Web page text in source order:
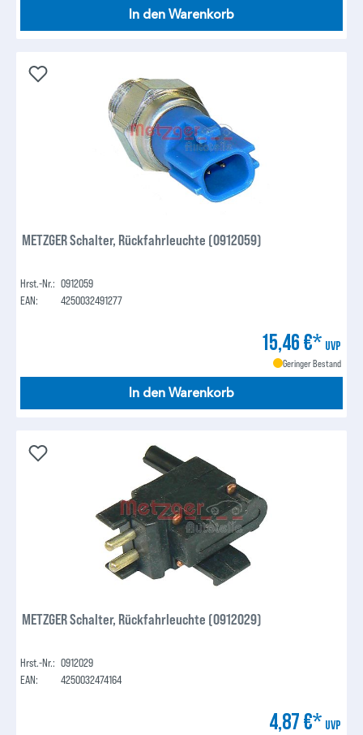
In den Warenkorb
METZGER Schalter, Rückfahrleuchte (0912059)
Hrst.-Nr.: 0912059
EAN:
4250032491277
15,46 €* UVP
Geringer Bestand
In den Warenkorb
METZGER Schalter, Rückfahrleuchte (0912029)
Hrst.-Nr.: 0912029
EAN:
4250032474164
4,87 €* UVP